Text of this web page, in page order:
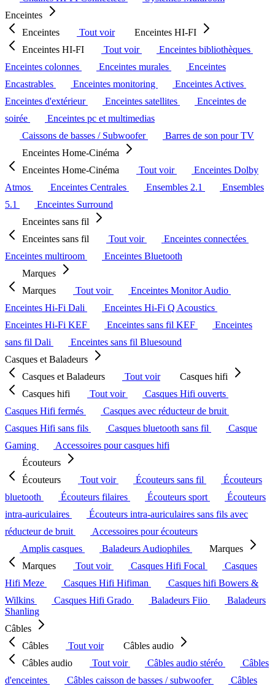
Enceintes
Enceintes
Tout voir
Enceintes HI-FI
Enceintes HI-FI
Tout voir
Enceintes bibliothèques
Enceintes colonnes
Enceintes murales
Enceintes
Encastrables
Enceintes monitoring
Enceintes Actives
Enceintes d'extérieur
Enceintes satellites
Enceintes de
soirée
Enceintes pc et multimedias
Caissons de basses / Subwoofer
Barres de son pour TV
Enceintes Home-Cinéma
Enceintes Home-Cinéma
Tout voir
Enceintes Dolby
Atmos
Enceintes Centrales Ensembles 2.1
Ensembles
5.1
Enceintes Surround
Enceintes sans fil
Enceintes sans fil
Tout voir
Enceintes connectées
Enceintes multiroom
Enceintes Bluetooth
Marques
Marques
Tout voir
Enceintes Monitor Audio
Enceintes Hi-Fi Dali
Enceintes Hi-Fi Q Acoustics
Enceintes Hi-Fi KEF
Enceintes sans fil KEF
Enceintes
sans fil Dali
Enceintes sans fil Bluesound
Casques et Baladeurs
Casques et Baladeurs
Tout voir
Casques hifi
Casques hifi
Tout voir
Casques Hifi ouverts
Casques Hifi fermés
Casques avec réducteur de bruit
Casques Hifi sans fils
Casques bluetooth sans fil
Casque
Gaming
Accessoires pour casques hifi
Écouteurs
Écouteurs
Tout voir Écouteurs sans fil
Écouteurs
bluetooth
Écouteurs filaires Écouteurs sport
Écouteurs
intra-auriculaires
Écouteurs intra-auriculaires sans fils avec
réducteur de bruit
Accessoires pour écouteurs
Amplis casques
Baladeurs Audiophiles
Marques
Marques
Tout voir Casques Hifi Focal
Casques
Hifi Meze
Casques Hifi Hifiman
Casques hifi Bowers &
Wilkins
Casques Hifi Grado Baladeurs Fiio
Baladeurs
Shanling
Câbles
Câbles
Tout voir
Câbles audio
Câbles audio
Tout voir Câbles audio stéréo
Câbles
d'enceintes
Câbles caisson de basses / subwoofer
Câbles